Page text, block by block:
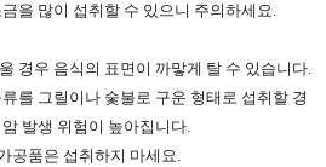
을 많이 섭취할 수 있으니 주의하세요.
경우 음식의 표면이 까맣게 탈 수 있습니다.
를 그릴이나 숯불로 구운 형태로 섭취할 경
발생 위험이 높아집니다.
공품은 섭취하지 마세요.